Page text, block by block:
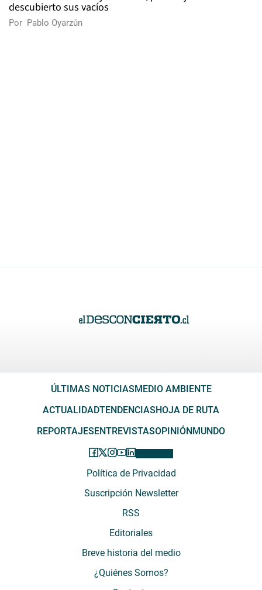
descubierto sus vacíos
Por Pablo Oyarzún
ÚLTIMAS NOTICIASMEDIO AMBIENTE
ACTUALIDADTENDENCIASHOJA DE RUTA
REPORTAJESENTREVISTASOPINIÓNMUNDO
Política de Privacidad
Suscripción Newsletter
RSS
Editoriales
Breve historia del medio
¿Quiénes Somos?